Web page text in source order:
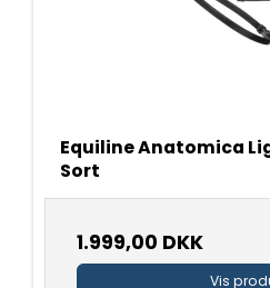
Equiline Anatomica
Sort
1.999,00 DKK
Vis